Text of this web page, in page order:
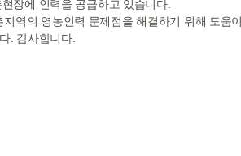
장에 인력을 공급하고 있습니다.
역의 영농인력 문제점을 해결하기 위해 도움
. 감사합니다.